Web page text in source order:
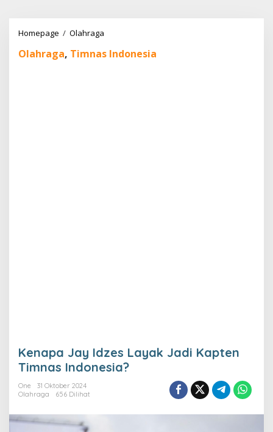
Homepage / Olahraga
Idzes
Olahraga, Timnas Indonesia
Kenapa Jay Idzes Layak Jadi Kapten
Timnas Indonesia?
One
31 Oktober 2024
Olahraga
656 Dilihat